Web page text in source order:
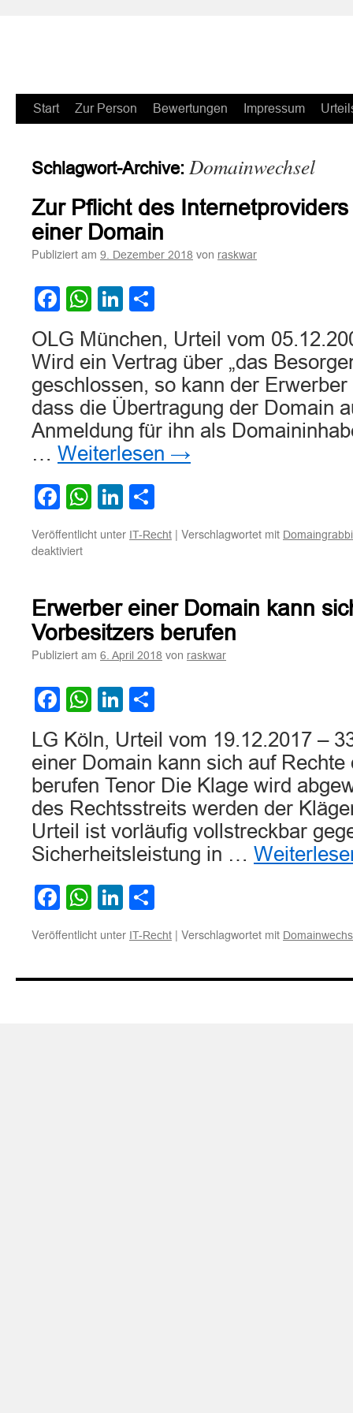
Zum
springen
Start Zur Person Bewertungen Impressum
Schlagwort-Archive: Domainwechsel
Zur Pflicht des
einer Domain
Publiziert am 9. Dezember 2018 von raskwar
Facebook
WhatsApp
LinkedIn
OLG München, Urteil vom
Wird ein Vertrag über „das
geschlossen, so kann der
dass die Übertragung der Domain
Anmeldung für ihn als
… Weiterlesen →
Facebook
WhatsApp
LinkedIn
Veröffentlicht unter IT-Recht | Verschlagwortet mit
deaktiviertfür
des
Internetproviders
auf
Übertragung
einer
Erwerber einer Domain kann
Vorbesitzers berufen
Publiziert am 6. April 2018 von raskwar
Facebook
WhatsApp
LinkedIn
LG Köln, Urteil vom 19.12.2017 –
einer Domain kann sich auf Rechte
berufen Tenor Die Klage wird
des Rechtsstreits werden der
Urteil ist vorläufig vollstreckbar
Sicherheitsleistung in …
Facebook
WhatsApp
LinkedIn
Veröffentlicht unter IT-Recht | Verschlagwortet mit